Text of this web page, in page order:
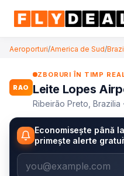
Aeroporturi/America de Sud/
RAO
ZBORURI ÎN TIMP
Leite Lopes
Ribeirão Preto, Brazilia
Economisește până la
primește alerte